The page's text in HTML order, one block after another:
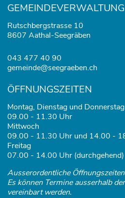
GEMEINDEVERWALTUNG
Rutschbergstrasse 10
8607 Aathal-Seegräben
043 477 40 90
gemeinde@seegraeben.ch
ÖFFNUNGSZEITEN
Montag, Dienstag und Donnerstag
09.00 - 11.30 Uhr
Mittwoch
09.00 - 11.30 Uhr und 14.00 -
Freitag
07.00 - 14.00 Uhr (durchgehend)
Ausserordentliche Öffnungszeiten
Es können Termine ausserhalb
vereinbart werden.